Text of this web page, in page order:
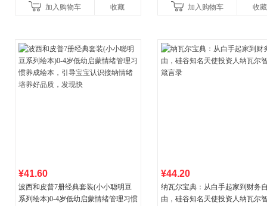
加入购物车 收藏
菘、张军、周黎安、王烁联
加入购物车 收藏
¥41.60
波西和皮普7册经典套装(小小聪明豆
系列绘本)0-4岁低幼启蒙情绪管理习惯
¥44.20
纳瓦尔宝典：从白手起家到财务
由，硅谷知名天使投资人纳瓦尔